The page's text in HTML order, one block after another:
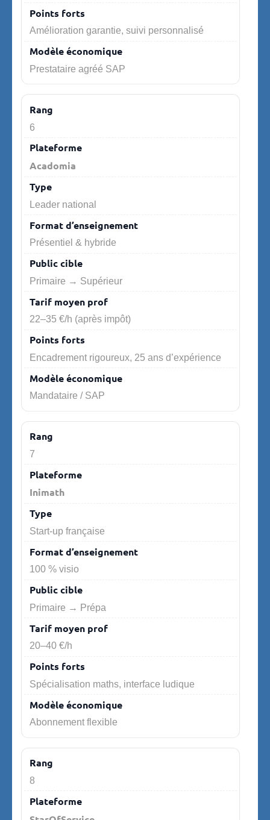
Amélioration garantie, suivi personnalisé
Prestataire agréé SAP
6
Acadomia
Leader national
Présentiel & hybride
Primaire → Supérieur
22–35 €/h (après impôt)
Encadrement rigoureux, 25 ans d’expérience
Mandataire / SAP
7
Inimath
Start-up française
100 % visio
Primaire → Prépa
20–40 €/h
Spécialisation maths, interface ludique
Abonnement flexible
8